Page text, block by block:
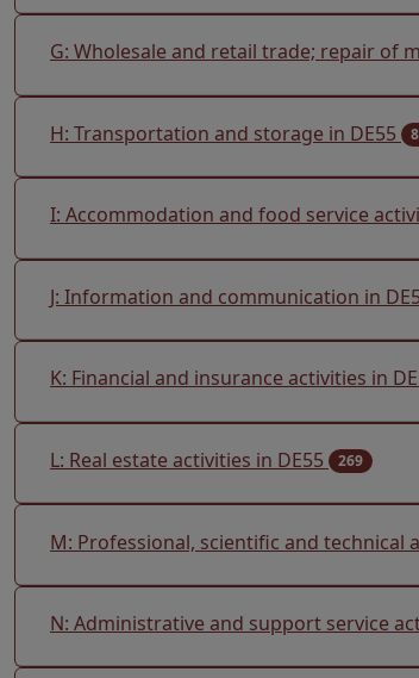
G: Wholesale and retail trade; repair of
H: Transportation and storage in DE55
I: Accommodation and food service
J: Information and communication in
K: Financial and insurance activities in
L: Real estate activities in DE55 269
M: Professional, scientific and technical
N: Administrative and support service